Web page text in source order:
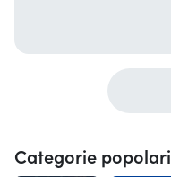
Categorie popolari